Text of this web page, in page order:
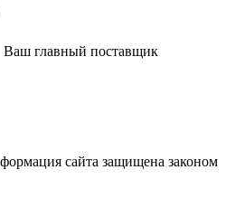
Ваш главный поставщик
сайта защищена законом